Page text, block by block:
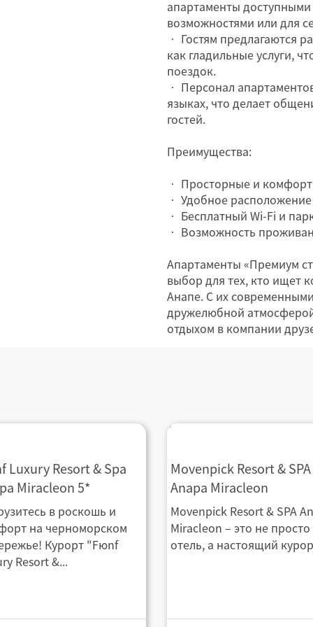
апартаменты
возможностями или для
• Гостям предлагаются
как гладильные услуги,
поездок.
• Персонал
языках, что делает
гостей.
Преимущества:
• Просторные и
• Удобное
• Бесплатный Wi-Fi и
• Возможность
Апартаменты «Премиум
выбор для тех, кто ищет
Анапе. С их
дружелюбной
отдыхом в компании
Luxury Resort & Spa
Miracleon 5*
Luxury Resort & Spa
Miracleon 5*
в роскошь и
на черноморском
Курорт "Fюnf
Resort &...
Movenpick Resort & SPA
Miracleon
Movenpick Resort & SPA
Anapa Miracleon
Movenpick Resort & SPA
Miracleon – это не просто
отель, а настоящий